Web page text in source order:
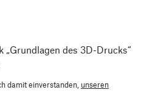
„Grundlagen des 3D-Drucks“
damit einverstanden, unseren